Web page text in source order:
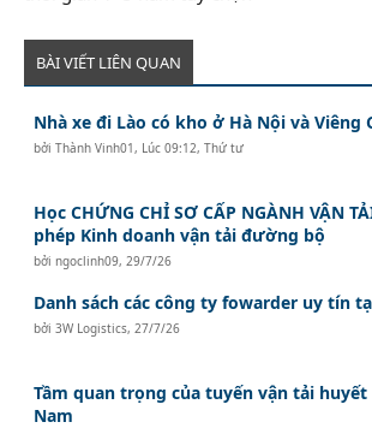
BÀI VIẾT LIÊN QUAN
Nhà xe đi Lào có kho ở Hà Nội và Viêng
bởiThành Vinh01 , Lúc 09:12, Thứ tư
Học CHỨNG CHỈ SƠ CẤP NGÀNH VẬN
phép Kinh doanh vận tải đường bộ
bởingoclinh09, 29/7/26
Danh sách các công ty fowarder uy tín
bởi3W Logistics, 27/7/26
Tầm quan trọng của tuyến vận tải huyết
Nam